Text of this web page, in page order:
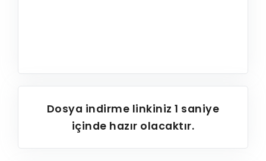
Dosya indirme linkiniz1 saniye
içinde hazır olacaktır.